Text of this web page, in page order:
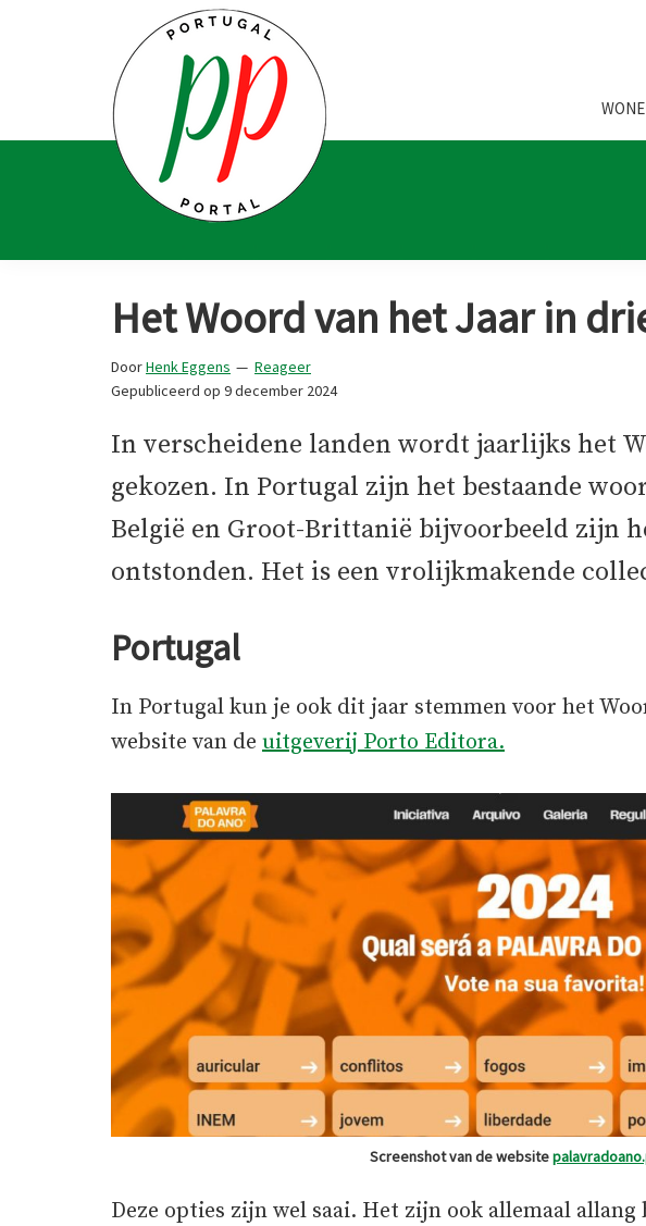
hoofdnavigatie
Portal
en
fanaten
Het Woord van het Jaar in
DoorHenk Eggens
Reageer
Gepubliceerd op 9 december 2024
In verscheidene landen wordt jaarlijks het
gekozen. In Portugal zijn het bestaande
België en Groot-Brittanië bijvoorbeeld zijn
ontstonden. Het is een vrolijkmakende
Portugal
In Portugal kun je ook dit jaar stemmen voor het
website van de uitgeverij Porto Editora.
Screenshot van de website
Deze opties zijn wel saai. Het zijn ook allemaal allang